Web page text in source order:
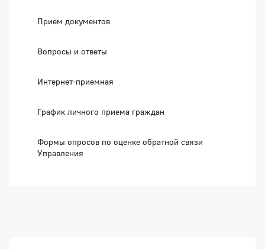
Прием документов
Вопросы и ответы
Интернет-приемная
График личного приема граждан
Формы опросов по оценке обратной связи
Управления